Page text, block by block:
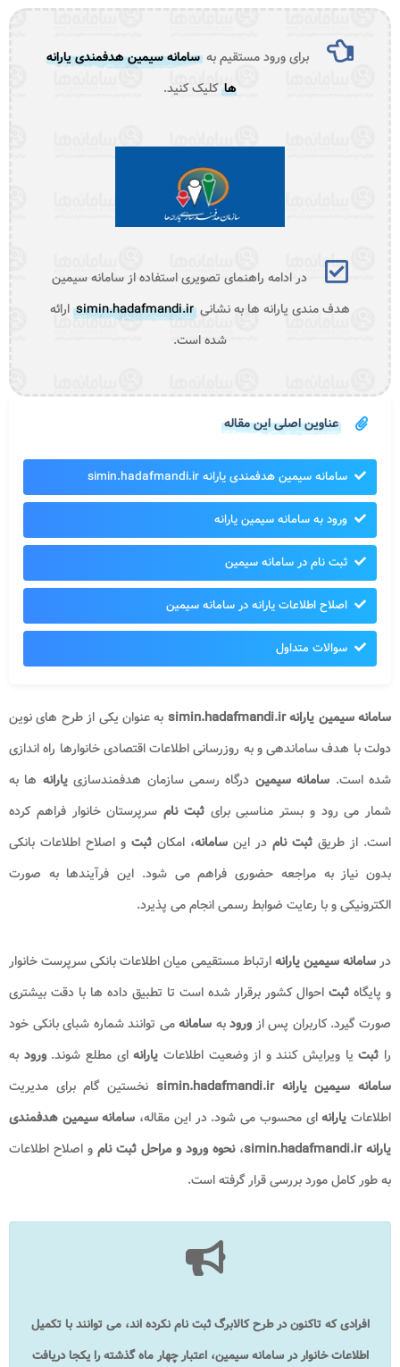
برای ورود مستقیم بهسامانه سیمین هدفمندی یارانه
هاکلیک کنید.
در ادامه راهنمای تصویری استفاده از سامانه سیمین
هدف مندی یارانه ها به نشانی simin.hadafmandi.irارائه
شده است.
عناوین اصلی این مقاله
سامانه سیمین هدفمندی یارانه simin.hadafmandi.ir
ورود به سامانه سیمین یارانه
ثبت نام در سامانه سیمین
اصلاح اطلاعات یارانه در سامانه سیمین
سوالات متداول
سامانه سیمین یارانه simin.hadafmandi.ir
به عنوان یکی از طرح های نوین
دولت با هدف ساماندهی و به روزرسانی اطلاعات اقتصادی خانوارها راه اندازی
شده است. سامانه سیمین درگاه رسمی سازمان هدفمندسازییارانه ها به
شمار می رود و بستر مناسبی برایثبت نام سرپرستان خانوار فراهم کرده
است. از طریق ثبت نام در این سامانه، امکان ثبت و اصلاح اطلاعات بانکی
بدون نیاز به مراجعه حضوری فراهم می شود. این فرآیندها به صورت
الکترونیکی و با رعایت ضوابط رسمی انجام می پذیرد.
درسامانه سیمین یارانهارتباط مستقیمی میان اطلاعات بانکی سرپرست خانوار
و پایگاه ثبت احوال کشور برقرار شده است تا تطبیق داده ها با دقت بیشتری
صورت گیرد. کاربران پس از ورودبه سامانهمی توانند شماره شبای بانکی خود
را ثبت یا ویرایش کنند و از وضعیت اطلاعات یارانهای مطلع شوند.ورود به
سامانه سیمین یارانه simin.hadafmandi.ir
نخستین گام برای مدیریت
اطلاعات یارانهای محسوب می شود. در این مقاله، سامانه سیمین هدفمندی
یارانه simin.hadafmandi.ir
،نحوه ورود و مراحل ثبت نام و اصلاح اطلاعات
به طور کامل مورد بررسی قرار گرفته است.
افرادی که تاکنون در طرح کالابرگ ثبت نام نکرده اند، می توانند با تکمیل
اطلاعات خانوار در سامانه سیمین، اعتبار چهار ماه گذشته را یکجا دریافت